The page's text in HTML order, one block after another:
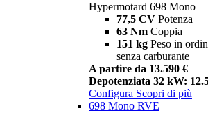
Hypermotard 698 Mono
77,5 CV Potenza
63 Nm Coppia
151 kg Peso in
senza carburante
A partire da 13.590 €
Depotenziata 32 kW:
Configura Scopri di più
698 Mono RVE